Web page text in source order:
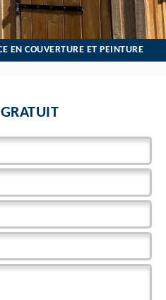
EN COUVERTURE ET PEINTURE